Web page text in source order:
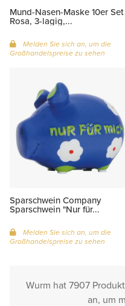
Mund-Nasen-Maske 10er Set
Rosa, 3-lagig,...
Melden Sie sich an, um die
Großhandelspreise zu sehen
Sparschwein Company
Sparschwein "Nur für...
Melden Sie sich an, um die
Großhandelspreise zu sehen
Wurm hat 7907
an, um